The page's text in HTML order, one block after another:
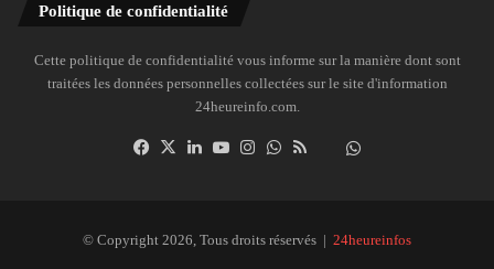
Politique de confidentialité
Cette politique de confidentialité vous informe sur la manière dont sont
traitées les données personnelles collectées sur le site d'information
24heureinfo.com.
Facebook
X LinkedinYouTubeInstagramWhatsAppDailymotion
© Copyright 2026, Tous droits réservés | 24heureinfos